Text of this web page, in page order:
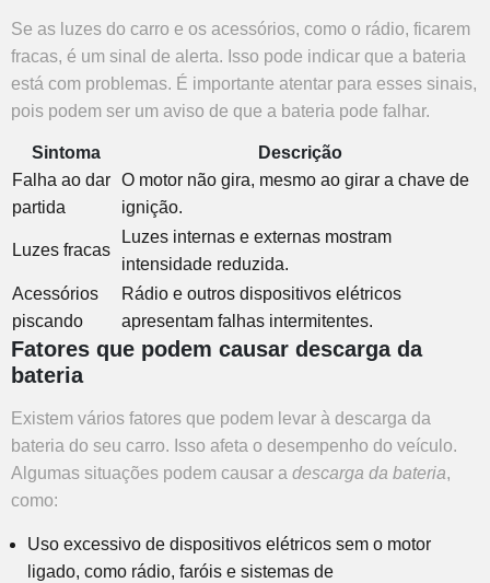
Se as luzes do carro e os acessórios, como o rádio, ficarem
fracas, é um sinal de alerta. Isso pode indicar que a bateria
está com problemas. É importante atentar para esses sinais,
pois podem ser um aviso de que a bateria pode falhar.
Sintoma
Descrição
Falha ao dar
partida
O motor não gira, mesmo ao girar a chave de
ignição.
Luzes fracas
Luzes internas e externas mostram
intensidade reduzida.
Acessórios
piscando
Rádio e outros dispositivos elétricos
apresentam falhas intermitentes.
Fatores que podem causar descarga da
bateria
Existem vários fatores que podem levar à descarga da
bateria do seu carro. Isso afeta o desempenho do veículo.
Algumas situações podem causar a descarga da bateria,
como:
Uso excessivo de dispositivos elétricos sem o motor
ligado, como rádio, faróis e sistemas de